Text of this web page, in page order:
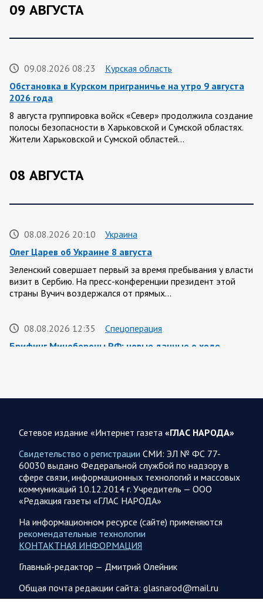
09 АВГУСТА
09.08.2026 08:23
Курская область
Обстановка в Курском приграничье на утро 9 августа
2026 года
8 августа группировка войск «Север» продолжила создание
полосы безопасности в Харьковской и Сумской областях.
Жители Харьковской и Сумской областей…
08 АВГУСТА
08.08.2026 20:10
Украина
Олег Царев об Украине 8 августа
Зеленский совершает первый за время пребывания у власти
визит в Сербию. На пресс-конференции президент этой
страны Вучич воздержался от прямых…
08.08.2026 12:35
Спецоперация
Брифинг Минобороны РФ: новые данные о ходе
представители группировок «Север», «Запад», «Центр»,
Сводка военных действий от Минобороны РФ 8
августа. Коротко
Группировка войск «Север» взяла под контроль населенный
пункт Ивановка в Харьковской области. Российские
вооруженные силы за последние сутки поразили…
08.08.2026 10:09
Спецоперация
В ночь 8 августа ВС РФ нанесли удары по объектам в 8
Олег Царев сообщает: Мониторинг противника насчитал
Сетевое издание «Интернет газета «ГЛАС НАРОДА»
Свидетельство о регистрации СМИ: ЭЛ № ФС 77-
60030 выдано Федеральной службой по надзору в
сфере связи, информационных технологий и массовых
коммуникаций 10.12.2014 г. Учредитель — ООО
«Редакция газеты «ГЛАС НАРОДА»
На информационном ресурсе (сайте) применяются
рекомендательные технологии
КОНТАКТНАЯ ИНФОРМАЦИЯ
Главный-редактор — Дмитрий Олейник
Общая почта редакции сайта: glasnarod@mail.ru